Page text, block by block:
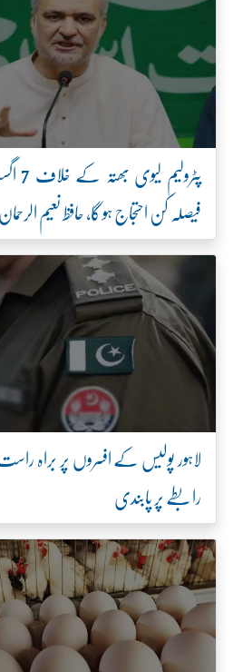
فیصلہ کن احتجاج ہو گا، حافظ نعیم الرحمان
لاہور پولیس کے افسروں پر براہ
رابطے پر پابندی